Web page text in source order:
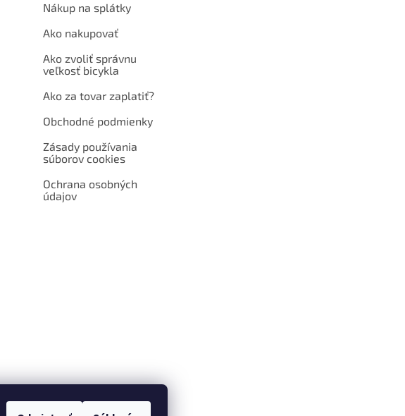
Nákup na splátky
Ako nakupovať
Ako zvoliť správnu
veľkosť bicykla
Ako za tovar zaplatiť?
Obchodné podmienky
Zásady používania
súborov cookies
Ochrana osobných
údajov